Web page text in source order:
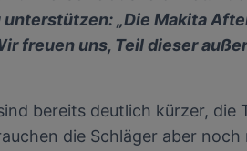
„Die Makita
freuen uns, Teil dieser
bereits deutlich kürzer,
die Schläger aber
Verwendung
auf Informationen
Performance
Liste der